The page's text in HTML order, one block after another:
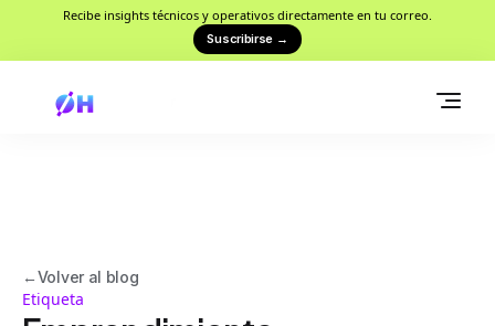
Recibe insights técnicos y operativos directamente en tu correo.
Suscribirse →
←Volver al blog
Etiqueta